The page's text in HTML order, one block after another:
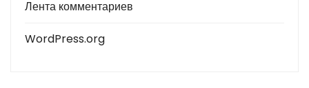
Лента комментариев
WordPress.org